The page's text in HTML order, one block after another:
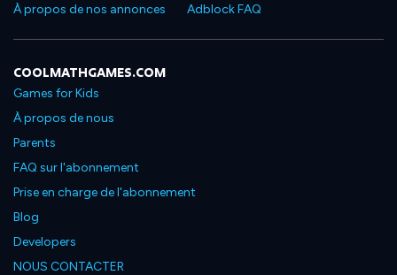
À propos de nos annonces
Adblock FAQ
COOLMATHGAMES.COM
Games for Kids
À propos de nous
Parents
FAQ sur l'abonnement
Prise en charge de l'abonnement
Blog
Developers
NOUS CONTACTER